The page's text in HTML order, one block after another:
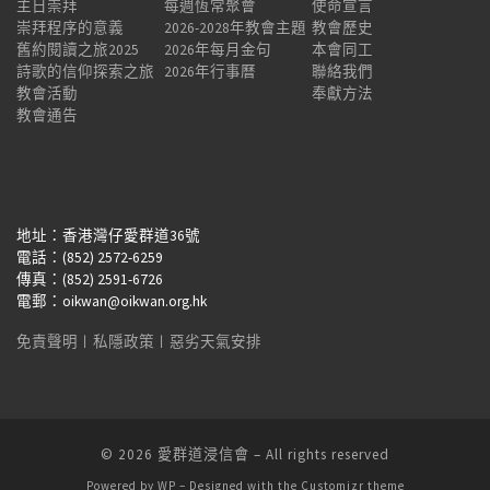
主日崇拜
崇拜程序的意義
舊約閱讀之旅2025
詩歌的信仰探索之旅
教會活動
教會通告
每週恆常聚會
2026-2028年教會主題
2026年每月金句
2026年行事曆
使命宣言
教會歷史
本會同工
聯絡我們
奉獻方法
地址：香港灣仔愛群道36號
電話：(852) 2572-6259
傳真：(852) 2591-6726
電郵：oikwan@oikwan.org.hk
免責聲明 ︱ 私隱政策 ︱ 惡劣天氣安排
© 2026 愛群道浸信會 – All rights reserved
Powered by WP – Designed with the Customizr theme